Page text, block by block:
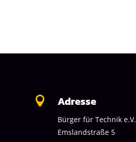
 Adresse
Bürger für Technik e.V.
Emslandstraße 5